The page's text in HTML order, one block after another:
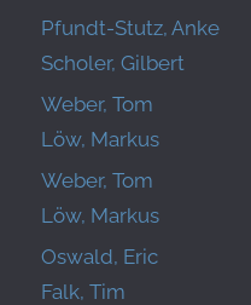
Pfundt-Stutz, Anke
Scholer, Gilbert
Weber, Tom
Löw, Markus
Weber, Tom
Löw, Markus
Oswald, Eric
Falk, Tim